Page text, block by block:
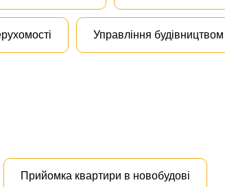
Управління будівництвом
Прийомка квартири в новобудові